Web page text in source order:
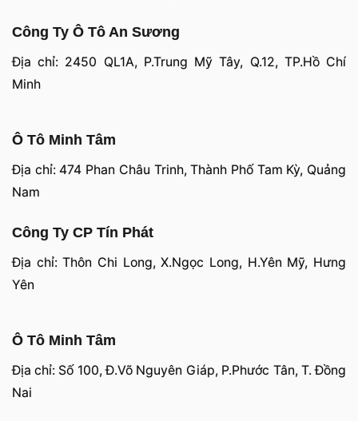
Công Ty Ô Tô An Sương
Địa chỉ: 2450 QL1A, P.Trung Mỹ Tây, Q.12, TP.Hồ Chí
Minh
Ô Tô Minh Tâm
Địa chỉ: 474 Phan Châu Trinh, Thành Phố Tam Kỳ, Quảng
Nam
Công Ty CP Tín Phát
Địa chỉ: Thôn Chi Long, X.Ngọc Long, H.Yên Mỹ, Hưng
Yên
Ô Tô Minh Tâm
Địa chỉ: Số 100, Đ.Võ Nguyên Giáp, P.Phước Tân, T. Đồng
Nai